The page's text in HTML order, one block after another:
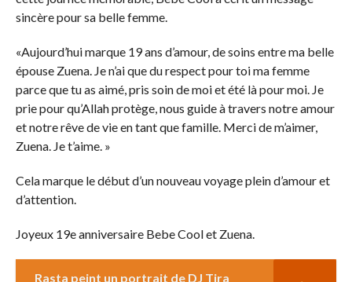
sincère pour sa belle femme.
«Aujourd’hui marque 19 ans d’amour, de soins entre ma belle
épouse Zuena. Je n’ai que du respect pour toi ma femme
parce que tu as aimé, pris soin de moi et été là pour moi. Je
prie pour qu’Allah protège, nous guide à travers notre amour
et notre rêve de vie en tant que famille. Merci de m’aimer,
Zuena. Je t’aime. »
Cela marque le début d’un nouveau voyage plein d’amour et
d’attention.
Joyeux 19e anniversaire Bebe Cool et Zuena.
Rasta peint un portrait de DJ Tira